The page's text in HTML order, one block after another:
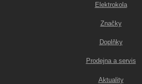
Elektrokola
Značky
Doplňky
Prodejna a servis
Aktuality